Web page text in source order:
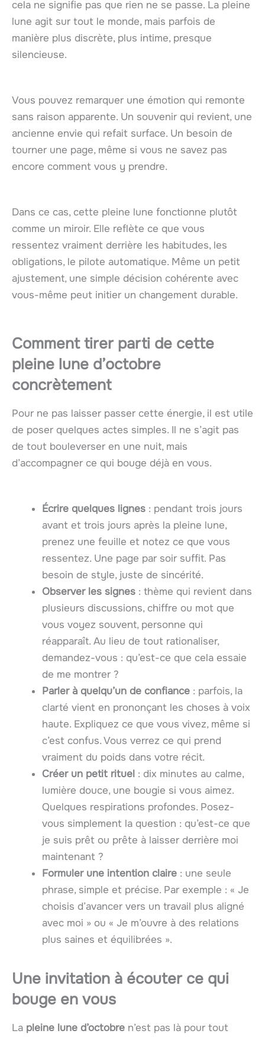
cela ne signifie pas que rien ne se passe. La pleine
lune agit sur tout le monde, mais parfois de
manière plus discrète, plus intime, presque
silencieuse.
Vous pouvez remarquer une émotion qui remonte
sans raison apparente. Un souvenir qui revient, une
ancienne envie qui refait surface. Un besoin de
tourner une page, même si vous ne savez pas
encore comment vous y prendre.
Dans ce cas, cette pleine lune fonctionne plutôt
comme un miroir. Elle reflète ce que vous
ressentez vraiment derrière les habitudes, les
obligations, le pilote automatique. Même un petit
ajustement, une simple décision cohérente avec
vous-même peut initier un changement durable.
Comment tirer parti de cette
pleine lune d’octobre
concrètement
Pour ne pas laisser passer cette énergie, il est utile
de poser quelques actes simples. Il ne s’agit pas
de tout bouleverser en une nuit, mais
d’accompagner ce qui bouge déjà en vous.
Écrire quelques lignes : pendant trois jours
avant et trois jours après la pleine lune,
prenez une feuille et notez ce que vous
ressentez. Une page par soir suffit. Pas
besoin de style, juste de sincérité.
Observer les signes : thème qui revient dans
plusieurs discussions, chiffre ou mot que
vous voyez souvent, personne qui
réapparaît. Au lieu de tout rationaliser,
demandez-vous : qu’est-ce que cela essaie
de me montrer ?
Parler à quelqu’un de confiance : parfois, la
clarté vient en prononçant les choses à voix
haute. Expliquez ce que vous vivez, même si
c’est confus. Vous verrez ce qui prend
vraiment du poids dans votre récit.
Créer un petit rituel : dix minutes au calme,
lumière douce, une bougie si vous aimez.
Quelques respirations profondes. Posez-
vous simplement la question : qu’est-ce que
je suis prêt ou prête à laisser derrière moi
maintenant ?
Formuler une intention claire : une seule
phrase, simple et précise. Par exemple : « Je
choisis d’avancer vers un travail plus aligné
avec moi » ou « Je m’ouvre à des relations
plus saines et équilibrées ».
Une invitation à écouter ce qui
bouge en vous
La pleine lune d’octobre n’est pas là pour tout